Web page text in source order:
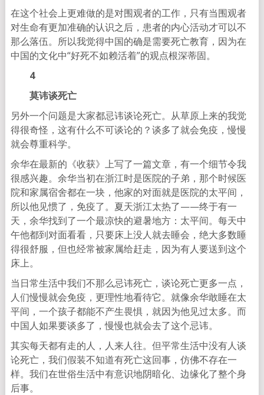
在这个社会上更难做的是对围观者的工作，只有当围观者
对生命有更加准确的认识之后，患者的内心活动才可以不
那么落伍。所以我觉得中国的确是需要死亡教育，因为在
中国的文化中“好死不如赖活着”的观点根深蒂固。
4
莫讳谈死亡
另外一个问题是大家都忌讳谈论死亡。从草原上来的我觉
得很奇怪，这有什么不可谈论的？谈多了就会免疫，慢慢
就会尊重科学。
余华在最新的《收获》上写了一篇文章，有一个细节令我
很感兴趣。余华当初在浙江时是医院的子弟，那个时候医
院和家属宿舍都在一块，他家的对面就是医院的太平间，
所以他见惯了，免疫了。夏天浙江太热了——终于有一
天，余华找到了一个最凉快的避暑地方：太平间。每天中
午他都到对面看看，只要床上没人就去睡会，绝大多数睡
得很舒服，但也经常被家属给赶走，因为有人要送到这个
床上。
当日常生活中我们不那么忌讳死亡，谈论死亡更多一点，
人们慢慢就会免疫，更理性地看待它。就像余华敢睡在太
平间，一个孩子都能不产生畏惧，就因为他见过太多。而
中国人如果要谈多了，慢慢也就会去了这个忌讳。
其实每天都有走的人，人来人往。但平常生活中没有人谈
论死亡，我们假装不知道有死亡这回事，仿佛不存在一
样。我们在世俗生活中有意识地阴暗化、边缘化了整个身
后事。